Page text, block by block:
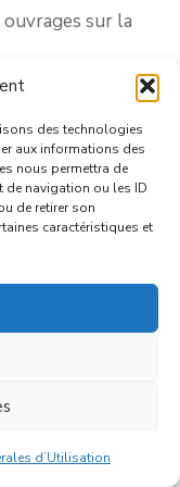
des technologies
aux informations des
nous permettra de
de navigation ou les ID
de retirer son
caractéristiques et
d’Utilisation
sur la